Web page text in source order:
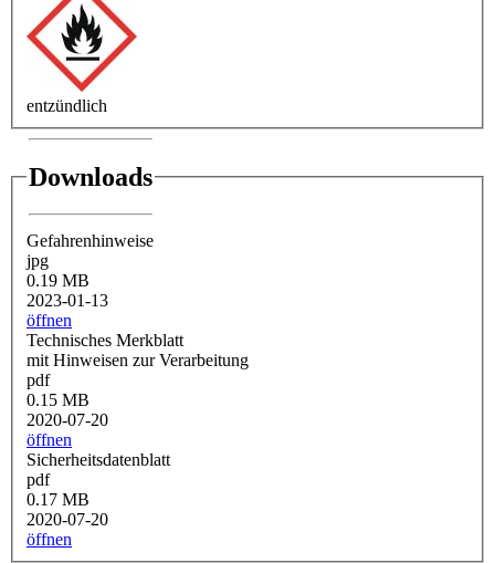
entzündlich
Downloads
Gefahrenhinweise
jpg
0.19 MB
2023-01-13
öffnen
Technisches Merkblatt
mit Hinweisen zur Verarbeitung
pdf
0.15 MB
2020-07-20
öffnen
Sicherheitsdatenblatt
pdf
0.17 MB
2020-07-20
öffnen